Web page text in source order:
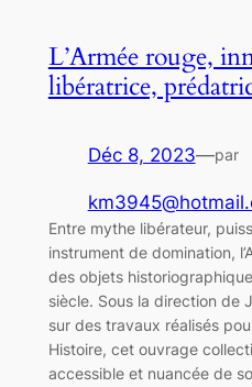
L’Armée rouge,
libératrice,
Déc 8, 2023—par
Entre mythe libérateur,
instrument de domination,
des objets
siècle. Sous la direction de
sur des travaux réalisés
Histoire, cet ouvrage
accessible et nuancée de